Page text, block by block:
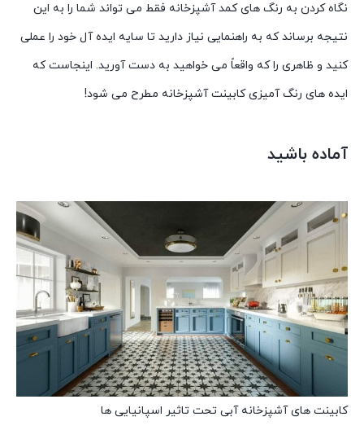
نگاه کردن به رنگ های کمد آشپزخانه فقط می تواند شما را به این
نتیجه برساند که به راهنمایی نیاز دارید تا سایه ایده آل خود را عملی
کنید و ظاهری را که واقعاً می خواهید به دست آورید. اینجاست که
ایده های رنگ آمیزی کابینت آشپزخانه مطرح می شود!
آماده باشید
کابینت های آشپزخانه آبی تحت تاثیر اسپانیایی ها